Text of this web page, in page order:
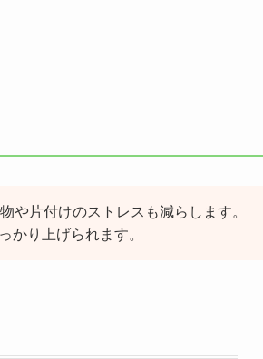
や片付けのストレスも減らします。
かり上げられます。